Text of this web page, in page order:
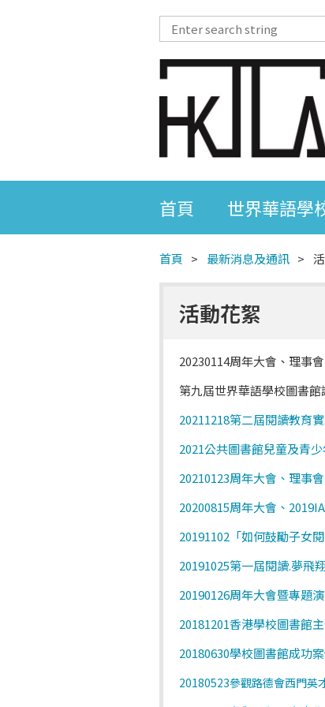
首頁 世界華語學
首頁 最新消息及通訊
活動花絮
20230114周年大會、理事
第九屆世界華語學校圖書館
20211218第二屆閱讀教育
2021公共圖書館兒童及青
20210123周年大會、理事
20200815周年大會、
20191102「如何鼓勵子女
20191025第一屆閱讀.夢飛
20190126周年大會暨專題
20181201香港學校圖書館
20180630學校圖書館成功
20180523參觀路德會西門英